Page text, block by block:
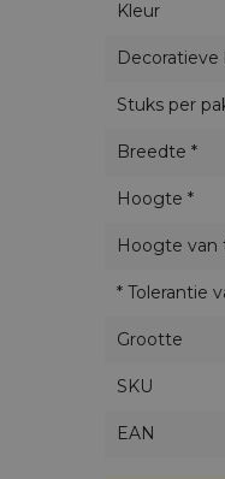
Kleur
Stuks per
Breedte *
Hoogte *
Hoogte van
* Tolerantie
Grootte
SKU
EAN